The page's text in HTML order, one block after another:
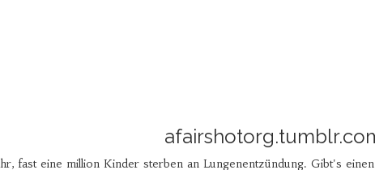
fast eine million Kinder sterben an Lungenentzündung. Gibt's